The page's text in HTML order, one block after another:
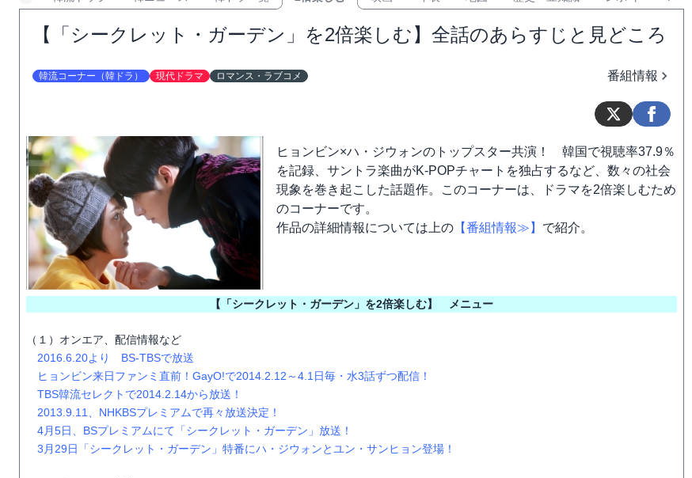
【「シークレット・ガーデン」を2倍楽しむ】全話のあらすじと見どころ
韓流コーナー（韓ドラ） 現代ドラマ ロマンス・ラブコメ 番組情報
ヒョンビン×ハ・ジウォンのトップスター共演！ 韓国で視聴率37.9％
を記録、サントラ楽曲がK-POPチャートを独占するなど、数々の社会
現象を巻き起こした話題作。このコーナーは、ドラマを2倍楽しむため
のコーナーです。
作品の詳細情報については上の 【番組情報≫】 で紹介。
【「シークレット・ガーデン」を2倍楽しむ】 メニュー
（１）オンエア、配信情報など
2016.6.20より BS-TBSで放送
ヒョンビン来日ファンミ直前！GayO!で2014.2.12～4.1日毎・水3話ずつ配信！
TBS韓流セレクトで2014.2.14から放送！
2013.9.11、NHKBSプレミアムで再々放送決定！
4月5日、BSプレミアムにて「シークレット・ガーデン」放送！
3月29日「シークレット・ガーデン」特番にハ・ジウォンとユン・サンヒョン登場！